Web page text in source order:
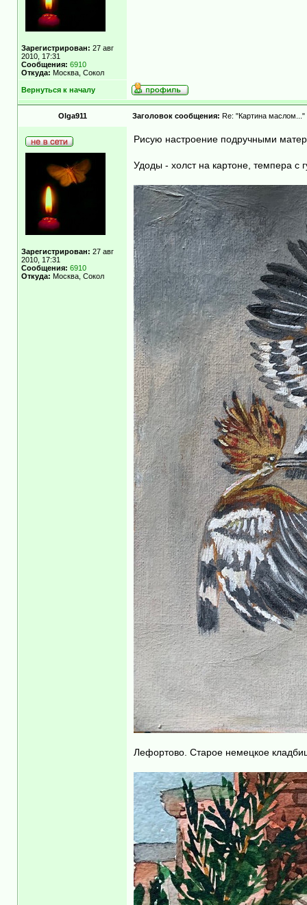
Зарегистрирован: 27 авг
2010, 17:31
Сообщения: 6910
Откуда: Москва, Сокол
Вернуться к началу
Olga911 Заголовок сообщения: Re: "Картина маслом..."
Зарегистрирован: 27 авг
2010, 17:31
Сообщения: 6910
Откуда: Москва, Сокол
Рисую настроение подручными
Удоды - холст на картоне, темпера с
Лефортово. Старое немецкое